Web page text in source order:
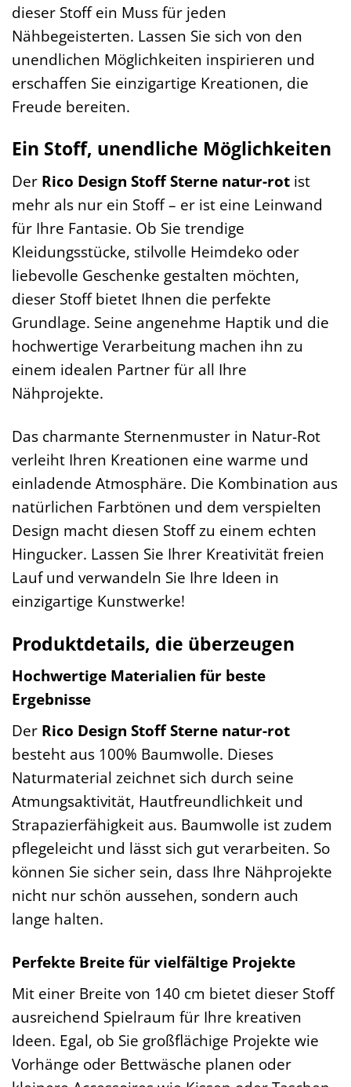
dieser Stoff ein Muss für jeden
Nähbegeisterten. Lassen Sie sich von den
unendlichen Möglichkeiten inspirieren und
erschaffen Sie einzigartige Kreationen, die
Freude bereiten.
Ein Stoff, unendliche Möglichkeiten
Der Rico Design Stoff Sterne natur-rot ist
mehr als nur ein Stoff – er ist eine Leinwand
für Ihre Fantasie. Ob Sie trendige
Kleidungsstücke, stilvolle Heimdeko oder
liebevolle Geschenke gestalten möchten,
dieser Stoff bietet Ihnen die perfekte
Grundlage. Seine angenehme Haptik und die
hochwertige Verarbeitung machen ihn zu
einem idealen Partner für all Ihre
Nähprojekte.
Das charmante Sternenmuster in Natur-Rot
verleiht Ihren Kreationen eine warme und
einladende Atmosphäre. Die Kombination aus
natürlichen Farbtönen und dem verspielten
Design macht diesen Stoff zu einem echten
Hingucker. Lassen Sie Ihrer Kreativität freien
Lauf und verwandeln Sie Ihre Ideen in
einzigartige Kunstwerke!
Produktdetails, die überzeugen
Hochwertige Materialien für beste
Ergebnisse
Der Rico Design Stoff Sterne natur-rot
besteht aus 100% Baumwolle. Dieses
Naturmaterial zeichnet sich durch seine
Atmungsaktivität, Hautfreundlichkeit und
Strapazierfähigkeit aus. Baumwolle ist zudem
pflegeleicht und lässt sich gut verarbeiten. So
können Sie sicher sein, dass Ihre Nähprojekte
nicht nur schön aussehen, sondern auch
lange halten.
Perfekte Breite für vielfältige Projekte
Mit einer Breite von 140 cm bietet dieser Stoff
ausreichend Spielraum für Ihre kreativen
Ideen. Egal, ob Sie großflächige Projekte wie
Vorhänge oder Bettwäsche planen oder